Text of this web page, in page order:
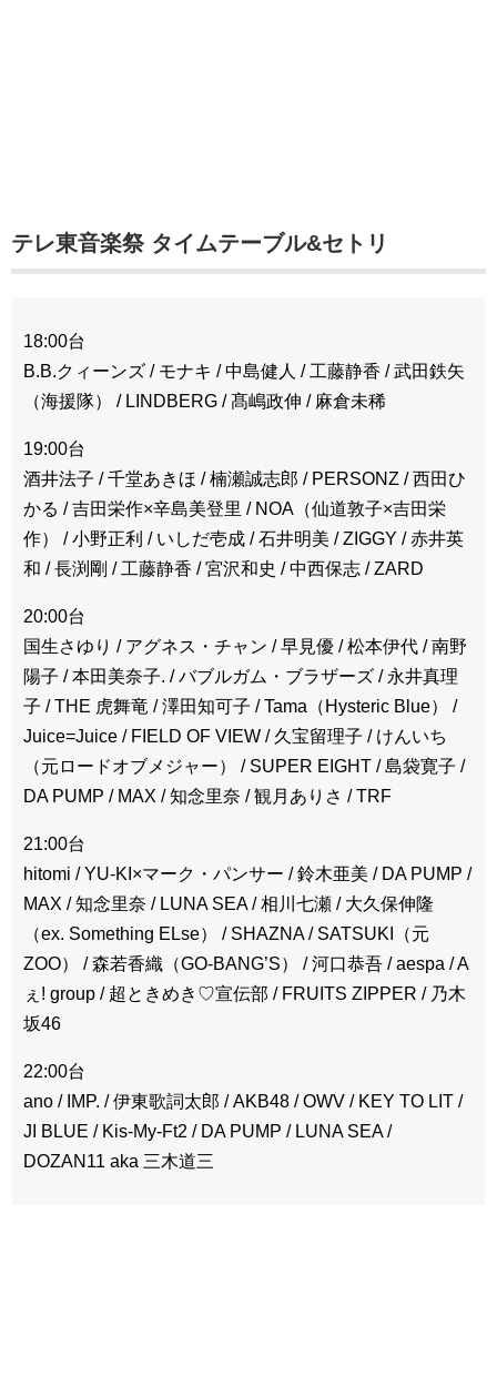
テレ東音楽祭 タイムテーブル&セトリ
18:00台
B.B.クィーンズ / モナキ / 中島健人 / 工藤静香 / 武田鉄矢
（海援隊） / LINDBERG / 髙嶋政伸 / 麻倉未稀
19:00台
酒井法子 / 千堂あきほ / 楠瀬誠志郎 / PERSONZ / 西田ひ
かる / 吉田栄作×辛島美登里 / NOA（仙道敦子×吉田栄
作） / 小野正利 / いしだ壱成 / 石井明美 / ZIGGY / 赤井英
和 / 長渕剛 / 工藤静香 / 宮沢和史 / 中西保志 / ZARD
20:00台
国生さゆり / アグネス・チャン / 早見優 / 松本伊代 / 南野
陽子 / 本田美奈子. / バブルガム・ブラザーズ / 永井真理
子 / THE 虎舞竜 / 澤田知可子 / Tama（Hysteric Blue） /
Juice=Juice / FIELD OF VIEW / 久宝留理子 / けんいち
（元ロードオブメジャー） / SUPER EIGHT / 島袋寛子 /
DA PUMP / MAX / 知念里奈 / 観月ありさ / TRF
21:00台
hitomi / YU-KI×マーク・パンサー / 鈴木亜美 / DA PUMP /
MAX / 知念里奈 / LUNA SEA / 相川七瀬 / 大久保伸隆
（ex. Something ELse） / SHAZNA / SATSUKI（元
ZOO） / 森若香織（GO-BANG’S） / 河口恭吾 / aespa / A
ぇ! group / 超ときめき♡宣伝部 / FRUITS ZIPPER / 乃木
坂46
22:00台
ano / IMP. / 伊東歌詞太郎 / AKB48 / OWV / KEY TO LIT /
JI BLUE / Kis-My-Ft2 / DA PUMP / LUNA SEA /
DOZAN11 aka 三木道三